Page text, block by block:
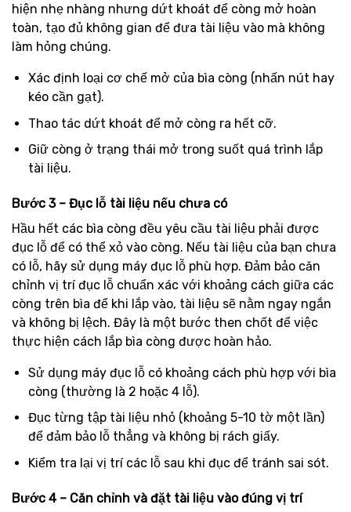
hiện nhẹ nhàng nhưng dứt khoát để còng mở hoàn
toàn, tạo đủ không gian để đưa tài liệu vào mà không
làm hỏng chúng.
Xác định loại cơ chế mở của bìa còng (nhấn nút hay
kéo cần gạt).
Thao tác dứt khoát để mở còng ra hết cỡ.
Giữ còng ở trạng thái mở trong suốt quá trình lắp
tài liệu.
Bước 3 – Đục lỗ tài liệu nếu chưa có
Hầu hết các bìa còng đều yêu cầu tài liệu phải được
đục lỗ để có thể xỏ vào còng. Nếu tài liệu của bạn chưa
có lỗ, hãy sử dụng máy đục lỗ phù hợp. Đảm bảo căn
chỉnh vị trí đục lỗ chuẩn xác với khoảng cách giữa các
còng trên bìa để khi lắp vào, tài liệu sẽ nằm ngay ngắn
và không bị lệch. Đây là một bước then chốt để việc
thực hiện cách lắp bìa còng được hoàn hảo.
Sử dụng máy đục lỗ có khoảng cách phù hợp với bìa
còng (thường là 2 hoặc 4 lỗ).
Đục từng tập tài liệu nhỏ (khoảng 5-10 tờ một lần)
để đảm bảo lỗ thẳng và không bị rách giấy.
Kiểm tra lại vị trí các lỗ sau khi đục để tránh sai sót.
Bước 4 – Căn chỉnh và đặt tài liệu vào đúng vị trí